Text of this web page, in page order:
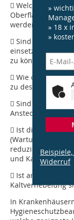
 Welche
Oberflächen
werden, ohne
 Sind dauerhaft
einsetzbar, um
zu können?
 Wie oft und
zu desinfizieren?
 Sind etwa
Ansteckungen
 Ist die
(Wartungszyklus,
reduzieren, Filter
und Kanäle öfter
 Ist an
Kaltvernebelung
In
»
» 18 x
»
Widerruf